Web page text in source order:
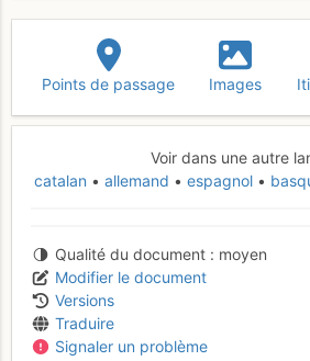
Points de passage Images
Voir dans une autre
catalan
allemand espagnol
Qualité du document
moyen
Modifier le document
Versions
Traduire
Signaler un problème